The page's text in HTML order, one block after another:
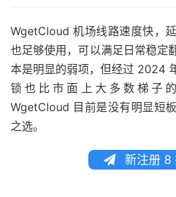
WgetCloud 机场线路速度快，
也足够使用，可以满足日常稳定
本是明显的弱项，但经过 2024
锁也比市面上大多数梯子
WgetCloud 目前是没有明显短
之选。
新注册 8